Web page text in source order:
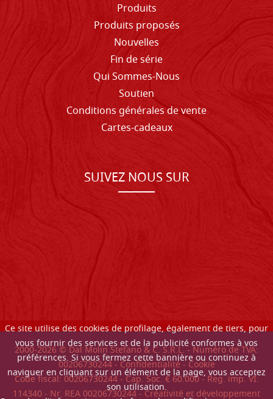
Ce site utilise des cookies de profilage, également de tiers, pour
vous fournir des services et de la publicité conformes à vos
préférences. Si vous fermez cette bannière ou continuez à
naviguer en cliquant sur un élément de la page, vous acceptez
son utilisation.
Produits
Produits proposés
Nouvelles
Fin de série
Qui Sommes-Nous
Soutien
Conditions générales de vente
Cartes-cadeaux
SUIVEZ NOUS SUR
2000-2026© Dal Molin Stefano & C. S.R.L. - Numéro de TVA:
00206730244 -Confidentialité-Cookie
Code fiscal: 00206730244 - Cap. Soc. € 60.000 - Reg. imp. VI:
114340 - Nr. REA 00206730244 - Créativité et développement